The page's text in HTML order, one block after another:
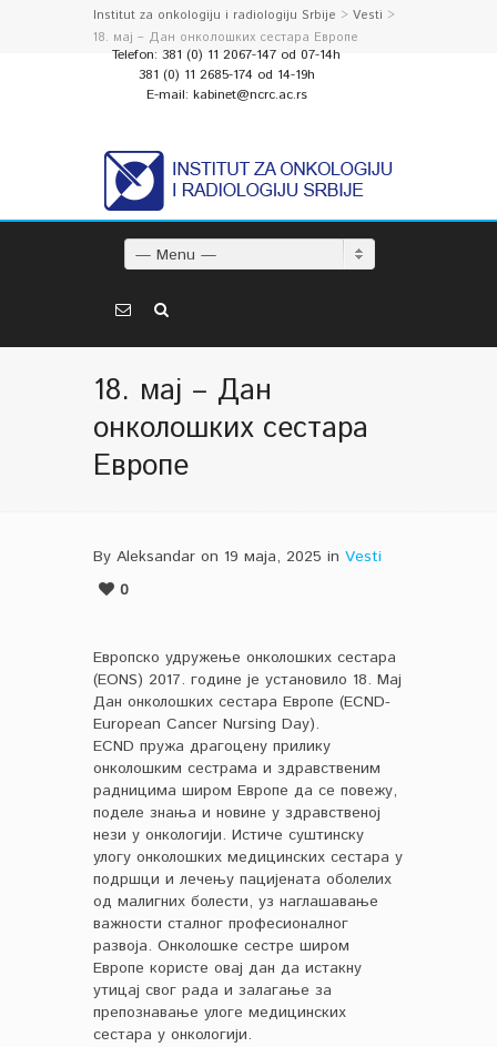
Institut za onkologiju i radiologiju Srbije > Vesti >
18. мај – Дан онколошких сестара Европе
Telefon: 381 (0) 11 2067-147 od 07-14h
381 (0) 11 2685-174 od 14-19h
E-mail: kabinet@ncrc.ac.rs
— Menu —
18. мај – Дан
онколошких сестара
Европе
By Aleksandar on 19 маја, 2025 in Vesti
0
Европско удружење онколошких сестара
(EONS) 2017. године је установило 18. Мај
Дан онколошких сестара Европе (ECND-
European Cancer Nursing Day).
ECND пружа драгоцену прилику
онколошким сестрама и здравственим
радницима широм Европе да се повежу,
поделе знања и новине у здравственој
нези у онкологији. Истиче суштинску
улогу онколошких медицинских сестара у
подршци и лечењу пацијената оболелих
од малигних болести, уз наглашавање
важности сталног професионалног
развоја. Онколошке сестре широм
Европе користе овај дан да истакну
утицај свог рада и залагање за
препознавање улоге медицинских
сестара у онкологији.